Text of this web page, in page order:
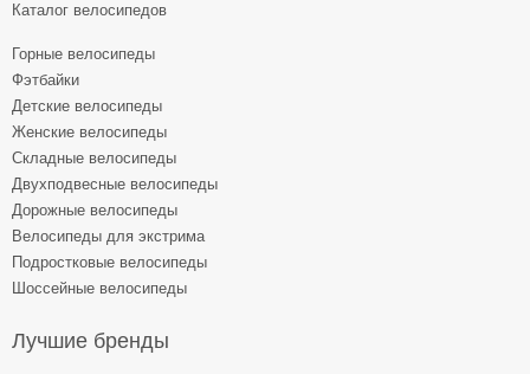
Каталог велосипедов
Горные велосипеды
Фэтбайки
Детские велосипеды
Женские велосипеды
Складные велосипеды
Двухподвесные велосипеды
Дорожные велосипеды
Велосипеды для экстрима
Подростковые велосипеды
Шоссейные велосипеды
Лучшие бренды